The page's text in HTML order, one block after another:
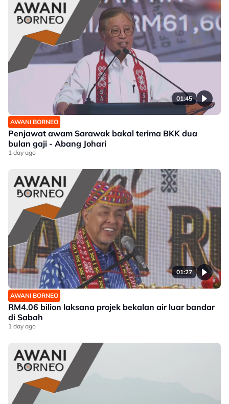
01:45
AWANI BORNEO
Penjawat awam Sarawak bakal terima BKK dua
bulan gaji - Abang Johari
1 day ago
01:27
AWANI BORNEO
RM4.06 bilion laksana projek bekalan air luar bandar
di Sabah
1 day ago